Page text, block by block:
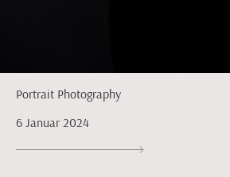
Portrait Photography
6 Januar 2024